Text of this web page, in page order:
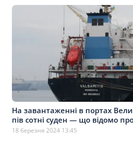
На завантаженні в портах
пів сотні суден — що відомо
18 березня 2024 13:45